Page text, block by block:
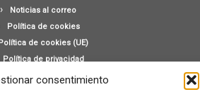
consentimiento
Noticias al correo
Política de cookies
Política de cookies (UE)
Política de privacidad
en contacto con nosotros